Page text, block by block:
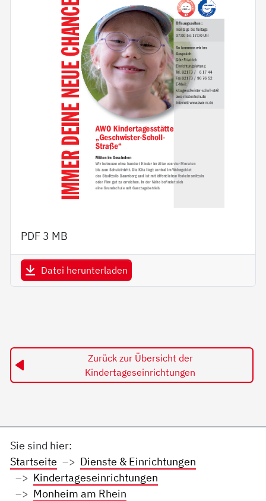
PDF 3 MB
Datei herunterladen
Zurück zur Übersicht der
Kindertageseinrichtungen
Sie sind hier:
Startseite
Dienste & Einrichtungen
Kindertageseinrichtungen
Monheim am Rhein